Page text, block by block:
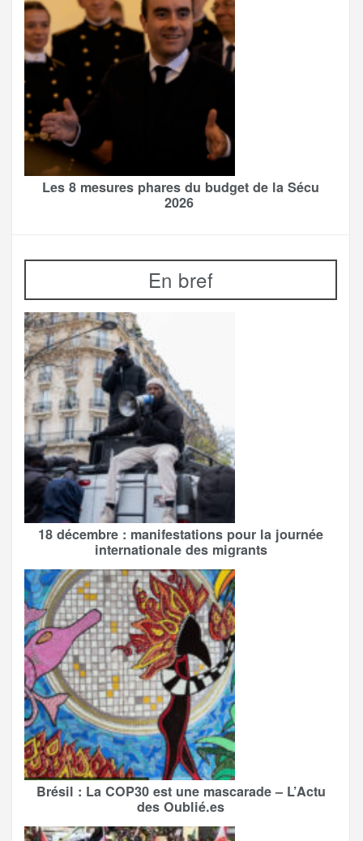
Les 8 mesures phares du budget de la Sécu
2026
En bref
18 décembre : manifestations pour la journée
internationale des migrants
Brésil : La COP30 est une mascarade – L’Actu
des Oublié.es